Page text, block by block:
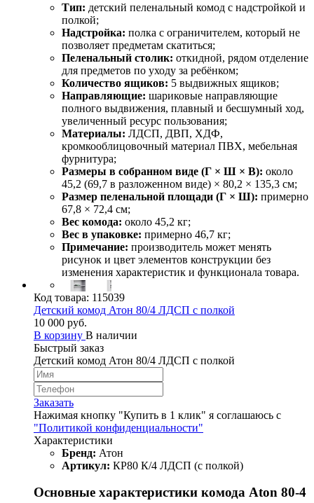
Тип: детский пеленальный комод с надстройкой и
полкой;
Надстройка: полка с ограничителем, который не
позволяет предметам скатиться;
Пеленальный столик: откидной, рядом отделение
для предметов по уходу за ребёнком;
Количество ящиков: 5 выдвижных ящиков;
Направляющие: шариковые направляющие
полного выдвижения, плавный и бесшумный ход,
увеличенный ресурс пользования;
Материалы: ЛДСП, ДВП, ХДФ,
кромкооблицовочный материал ПВХ, мебельная
фурнитура;
Размеры в собранном виде (Г × Ш × В): около
45,2 (69,7 в разложенном виде) × 80,2 × 135,3 см;
Размер пеленальной площади (Г × Ш): примерно
67,8 × 72,4 см;
Вес комода: около 45,2 кг;
Вес в упаковке: примерно 46,7 кг;
Примечание: производитель может менять
рисунок и цвет элементов конструкции без
изменения характеристик и функционала товара.
Код товара: 115039
Детский комод Атон 80/4 ЛДСП с полкой
10 000 руб.
В корзину В наличии
Быстрый заказ
Детский комод Атон 80/4 ЛДСП с полкой
Заказать
Нажимая кнопку "Купить в 1 клик" я соглашаюсь с
"Политикой конфиденциальности"
Характеристики
Бренд: Атон
Артикул: КР80 К/4 ЛДСП (с полкой)
Основные характеристики комода Aton 80-4